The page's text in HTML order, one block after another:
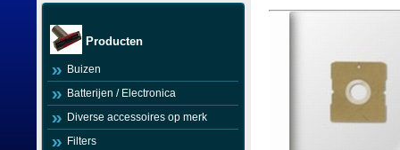
Producten
Buizen
Batterijen / Electronica
Diverse accessoires op merk
Filters